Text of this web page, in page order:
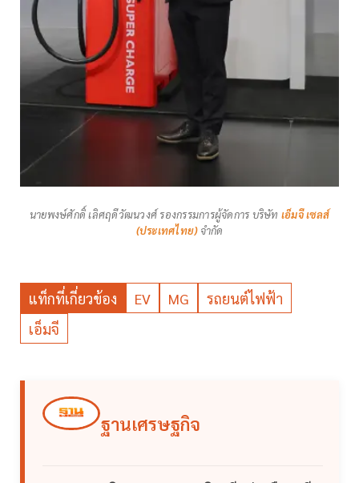
นายพงษ์ศักดิ์ เลิศฤดีวัฒนวงศ์ รองกรรมการผู้จัดการ บริษัท เอ็มจี เซลส์
(ประเทศไทย) จำกัด
แท็กที่เกี่ยวข้อง EV MG
รถยนต์ไฟฟ้า
เอ็มจี
ฐานเศรษฐกิจ